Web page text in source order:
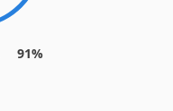
91%